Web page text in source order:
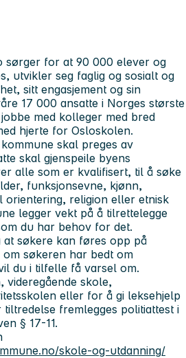
sørger for at 90 000 elever og
utvikler seg faglig og sosialt og
sitt engasjement og sin
17 000 ansatte i Norges største
med kolleger med bred
hjerte for Osloskolen.
skal preges av
skal gjenspeile byens
alle som er kvalifisert, til å søke
funksjonsevne, kjønn,
orientering, religion eller etnisk
legger vekt på å tilrettelegge
du har behov for det.
søkere kan føres opp på
søkeren har bedt om
du i tilfelle få varsel om.
videregående skole,
eller for å gi leksehjelp
fremlegges politiattest i
§ 17-11.
skole-og-utdanning/